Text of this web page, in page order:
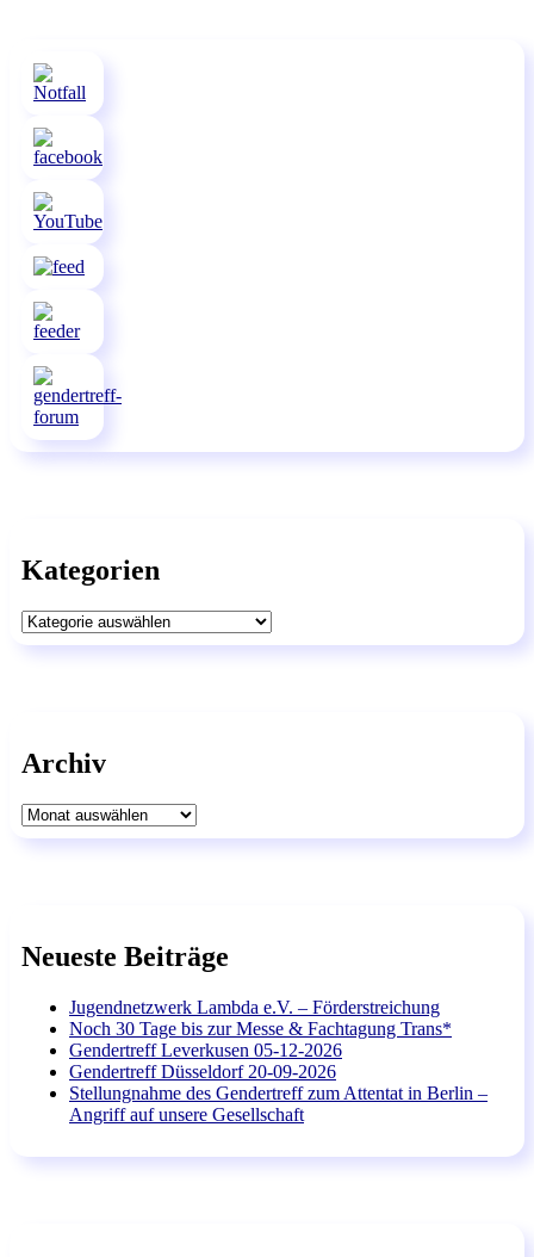
Kategorien
Kategorien
Archiv
Archiv
Neueste Beiträge
Jugendnetzwerk Lambda e.V. – Förderstreichung
Noch 30 Tage bis zur Messe & Fachtagung Trans*
Gendertreff Leverkusen 05-12-2026
Gendertreff Düsseldorf 20-09-2026
Stellungnahme des Gendertreff zum Attentat in Berlin –
Angriff auf unsere Gesellschaft